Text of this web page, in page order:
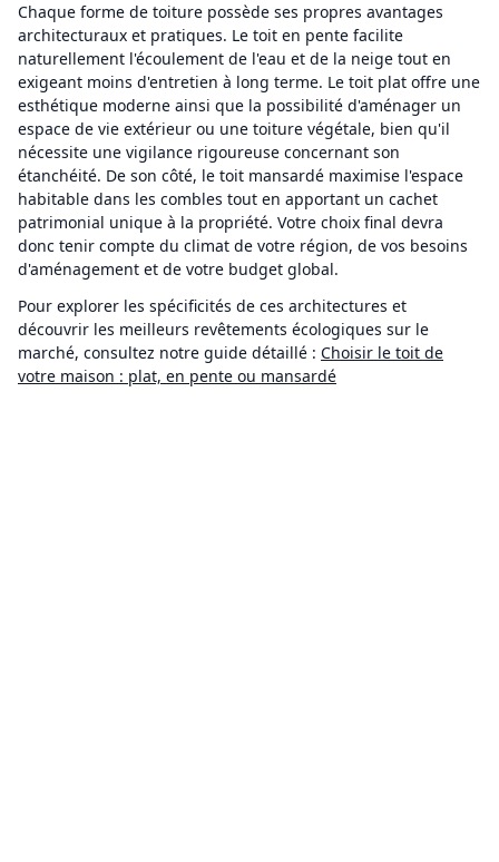
Chaque forme de toiture possède ses propres avantages
architecturaux et pratiques. Le toit en pente facilite
naturellement l'écoulement de l'eau et de la neige tout en
exigeant moins d'entretien à long terme. Le toit plat offre une
esthétique moderne ainsi que la possibilité d'aménager un
espace de vie extérieur ou une toiture végétale, bien qu'il
nécessite une vigilance rigoureuse concernant son
étanchéité. De son côté, le toit mansardé maximise l'espace
habitable dans les combles tout en apportant un cachet
patrimonial unique à la propriété. Votre choix final devra
donc tenir compte du climat de votre région, de vos besoins
d'aménagement et de votre budget global.
Pour explorer les spécificités de ces architectures et
découvrir les meilleurs revêtements écologiques sur le
marché, consultez notre guide détaillé : Choisir le toit de
votre maison : plat, en pente ou mansardé